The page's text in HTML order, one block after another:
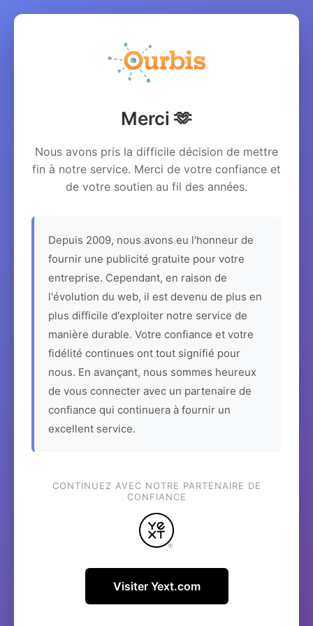
Merci 🫶
Nous avons pris la difficile décision de mettre
fin à notre service. Merci de votre confiance et
de votre soutien au fil des années.
Depuis 2009, nous avons eu l'honneur de
fournir une publicité gratuite pour votre
entreprise. Cependant, en raison de
l'évolution du web, il est devenu de plus en
plus difficile d'exploiter notre service de
manière durable. Votre confiance et votre
fidélité continues ont tout signifié pour
nous. En avançant, nous sommes heureux
de vous connecter avec un partenaire de
confiance qui continuera à fournir un
excellent service.
CONTINUEZ AVEC NOTRE PARTENAIRE DE
CONFIANCE
Visiter Yext.com